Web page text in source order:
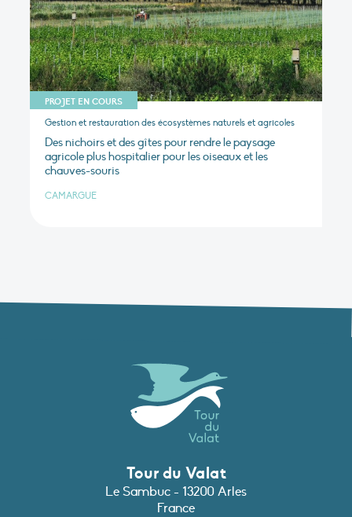
PROJET EN COURS
Gestion et restauration des écosystèmes naturels et agricoles
Des nichoirs et des gîtes pour rendre le paysage
agricole plus hospitalier pour les oiseaux et les
chauves-souris
CAMARGUE
Tour du Valat
Le Sambuc - 13200 Arles
France